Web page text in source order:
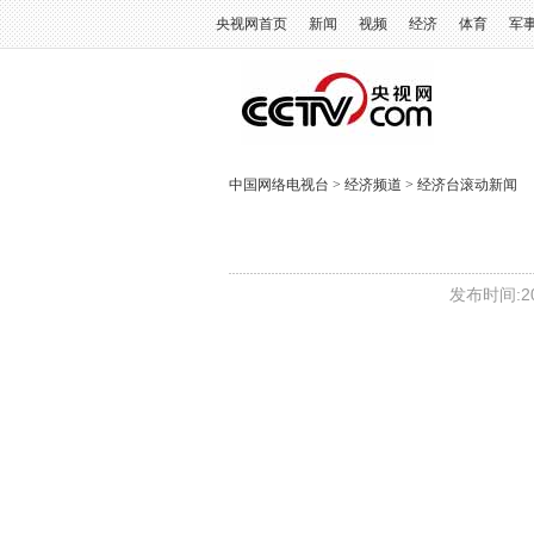
央视网首页 新闻 视频 经济 体育 军
中国网络电视台 > 经济频道 > 经济台滚动新闻
发布时间